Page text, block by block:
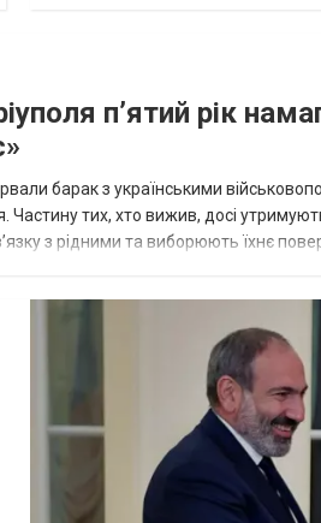
пʼятий рік
барак з українськими
тих, хто вижив, досі
з рідними та виборюють їхнє